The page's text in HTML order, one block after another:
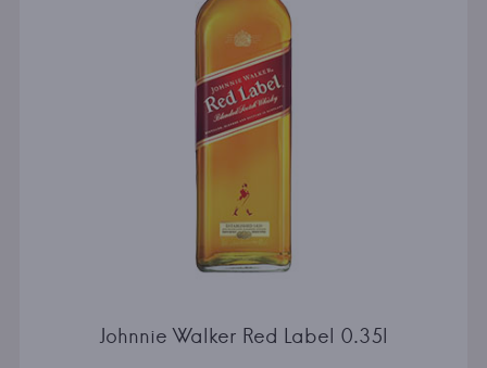
Johnnie Walker Red Label 0.35l